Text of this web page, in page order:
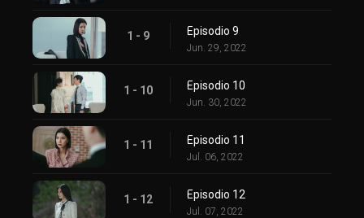
1 - 9 Episodio 9
Jun. 29, 2022
1 - 10 Episodio 10
Jun. 30, 2022
1 - 11 Episodio 11
Jul. 06, 2022
1 - 12 Episodio 12
Jul. 07, 2022